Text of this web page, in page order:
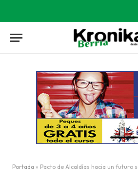
Portada » Pacto de Alcaldías hacia un futuro sostenible y